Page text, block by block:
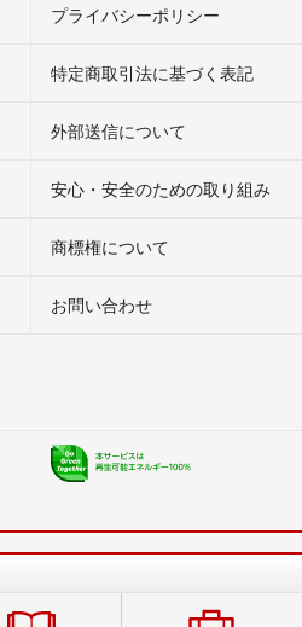
プライバシーポリシー
特定商取引法に基づく表記
外部送信について
安心・安全のための取り組み
商標権について
お問い合わせ